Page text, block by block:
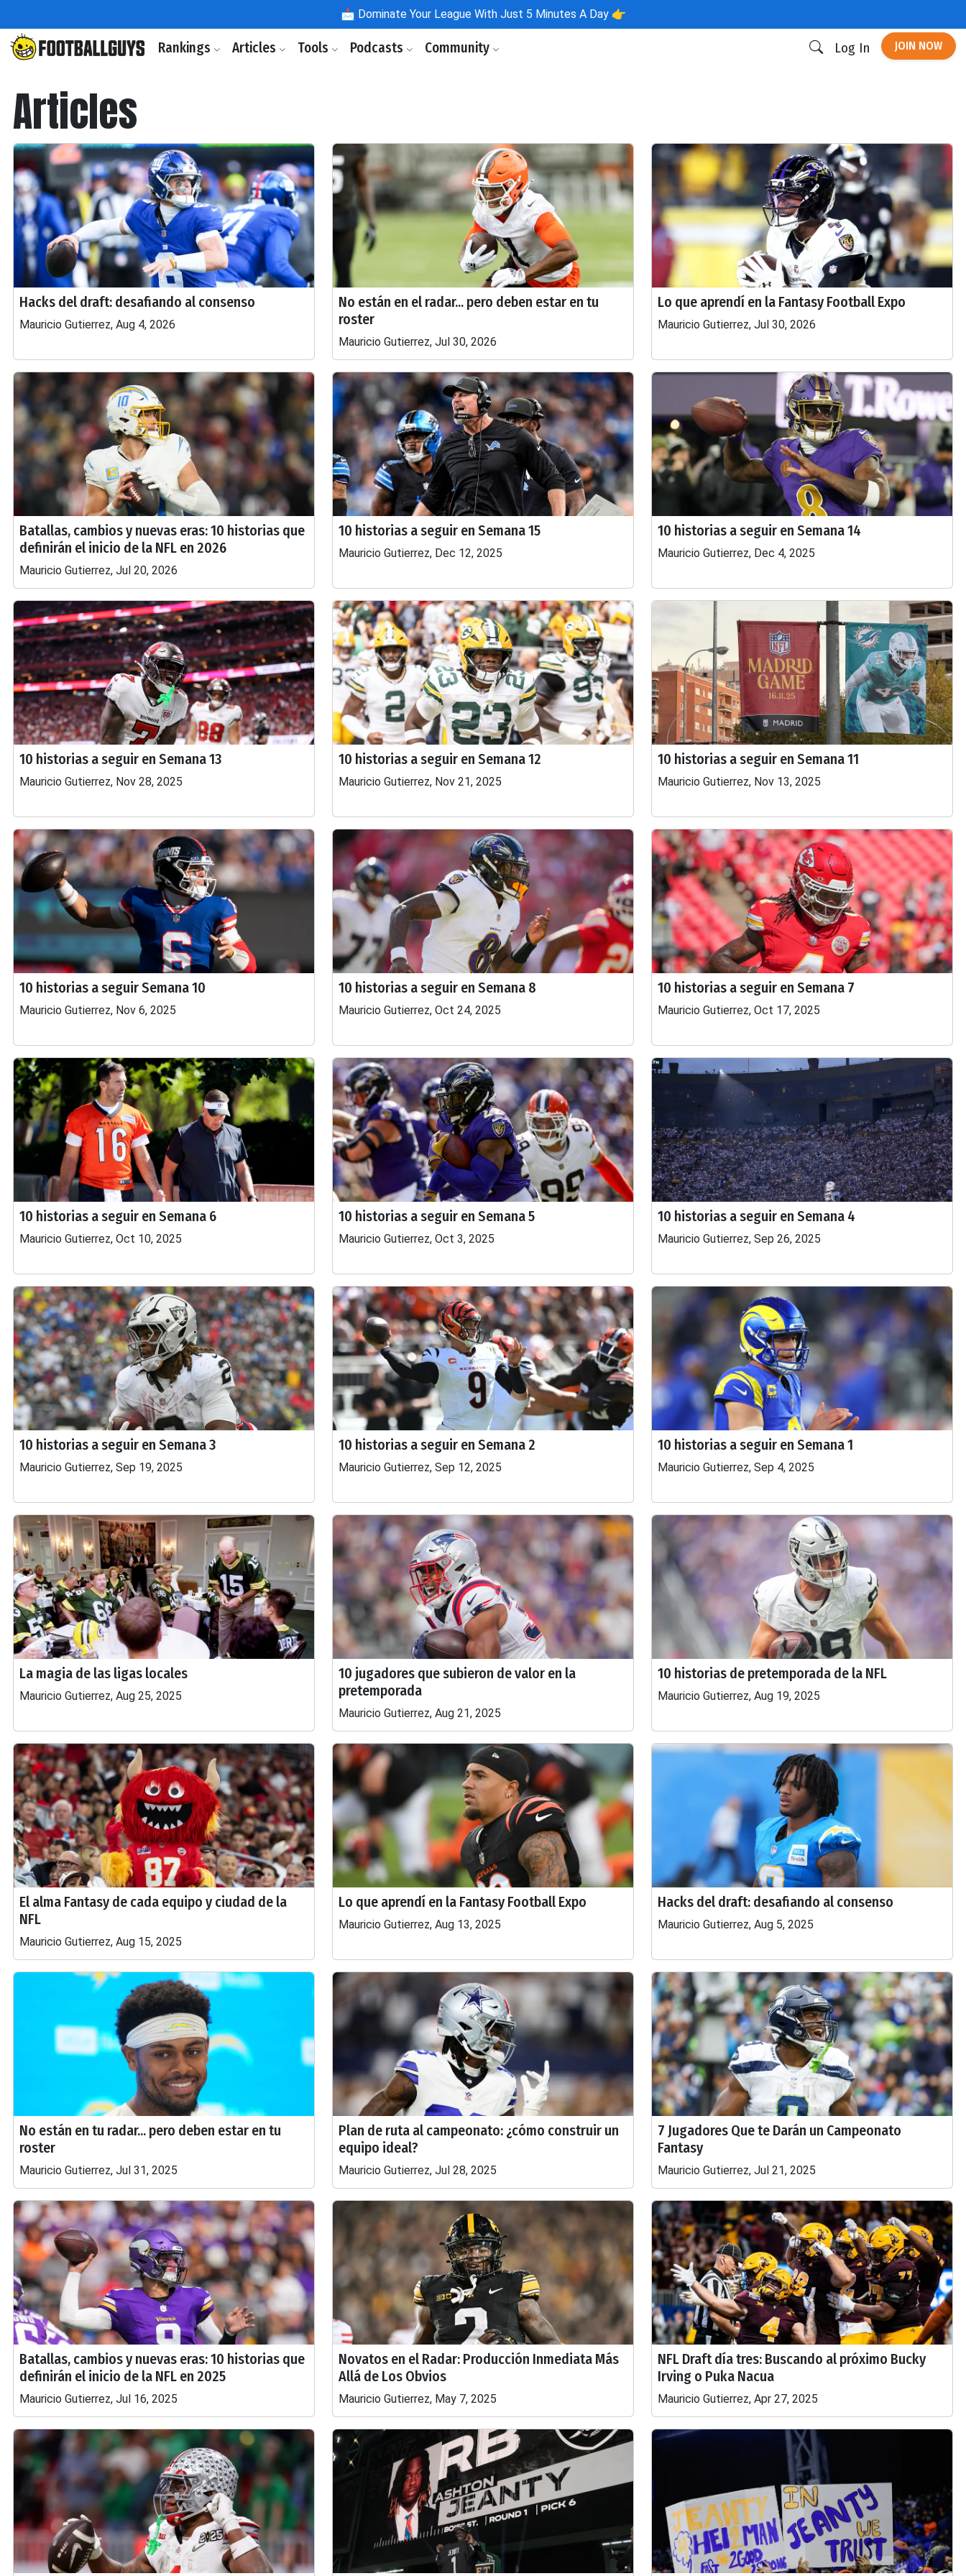
📩 Dominate Your League With Just 5 Minutes A Day 👉
Rankings Articles Tools Podcasts Community Log In JOIN NOW
Articles
Hacks del draft: desafiando al consenso
Mauricio Gutierrez, Aug 4, 2026
No están en el radar... pero deben estar en tu
roster
Mauricio Gutierrez, Jul 30, 2026
Lo que aprendí en la Fantasy Football Expo
Mauricio Gutierrez, Jul 30, 2026
Batallas, cambios y nuevas eras: 10 historias que
definirán el inicio de la NFL en 2026
Mauricio Gutierrez, Jul 20, 2026
10 historias a seguir en Semana 15
Mauricio Gutierrez, Dec 12, 2025
10 historias a seguir en Semana 14
Mauricio Gutierrez, Dec 4, 2025
10 historias a seguir en Semana 13
Mauricio Gutierrez, Nov 28, 2025
10 historias a seguir en Semana 12
Mauricio Gutierrez, Nov 21, 2025
10 historias a seguir en Semana 11
Mauricio Gutierrez, Nov 13, 2025
10 historias a seguir Semana 10
Mauricio Gutierrez, Nov 6, 2025
10 historias a seguir en Semana 8
Mauricio Gutierrez, Oct 24, 2025
10 historias a seguir en Semana 7
Mauricio Gutierrez, Oct 17, 2025
10 historias a seguir en Semana 6
Mauricio Gutierrez, Oct 10, 2025
10 historias a seguir en Semana 5
Mauricio Gutierrez, Oct 3, 2025
10 historias a seguir en Semana 4
Mauricio Gutierrez, Sep 26, 2025
10 historias a seguir en Semana 3
Mauricio Gutierrez, Sep 19, 2025
10 historias a seguir en Semana 2
Mauricio Gutierrez, Sep 12, 2025
10 historias a seguir en Semana 1
Mauricio Gutierrez, Sep 4, 2025
La magia de las ligas locales
Mauricio Gutierrez, Aug 25, 2025
10 jugadores que subieron de valor en la
pretemporada
Mauricio Gutierrez, Aug 21, 2025
10 historias de pretemporada de la NFL
Mauricio Gutierrez, Aug 19, 2025
El alma Fantasy de cada equipo y ciudad de la
NFL
Mauricio Gutierrez, Aug 15, 2025
Lo que aprendí en la Fantasy Football Expo
Mauricio Gutierrez, Aug 13, 2025
Hacks del draft: desafiando al consenso
Mauricio Gutierrez, Aug 5, 2025
No están en tu radar... pero deben estar en tu
roster
Mauricio Gutierrez, Jul 31, 2025
Plan de ruta al campeonato: ¿cómo construir un
equipo ideal?
Mauricio Gutierrez, Jul 28, 2025
7 Jugadores Que te Darán un Campeonato
Fantasy
Mauricio Gutierrez, Jul 21, 2025
Batallas, cambios y nuevas eras: 10 historias que
definirán el inicio de la NFL en 2025
Mauricio Gutierrez, Jul 16, 2025
Novatos en el Radar: Producción Inmediata Más
Allá de Los Obvios
Mauricio Gutierrez, May 7, 2025
NFL Draft día tres: Buscando al próximo Bucky
Irving o Puka Nacua
Mauricio Gutierrez, Apr 27, 2025